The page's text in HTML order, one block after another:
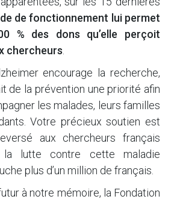
de fonctionnement lui permet
% des dons qu’elle perçoit
chercheurs
encourage la recherche,
de la prévention une priorité afin
les malades, leurs familles
Votre précieux soutien est
aux chercheurs français
la lutte contre cette maladie
plus d’un million de français.
à notre mémoire, la Fondation